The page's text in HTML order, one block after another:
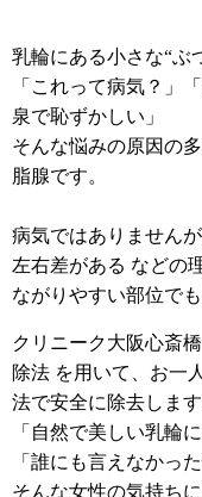
乳輪にある小さな“ぶ
「これって病気？」
泉で恥ずかしい」
そんな悩みの原因の
脂腺です。
病気ではありません
左右差がある などの
ながりやすい部位でも
クリニーク大阪心斎
除法 を用いて、お一
法で安全に除去します
「自然で美しい乳輪
「誰にも言えなかっ
そんな女性の気持ち